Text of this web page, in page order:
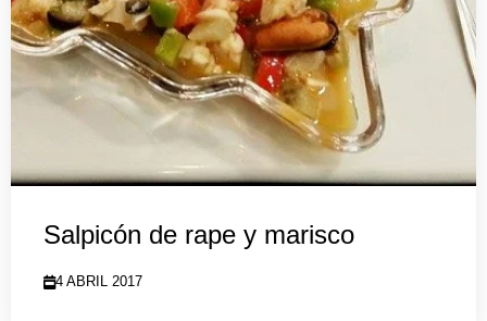
Salpicón de rape y marisco
4 ABRIL 2017